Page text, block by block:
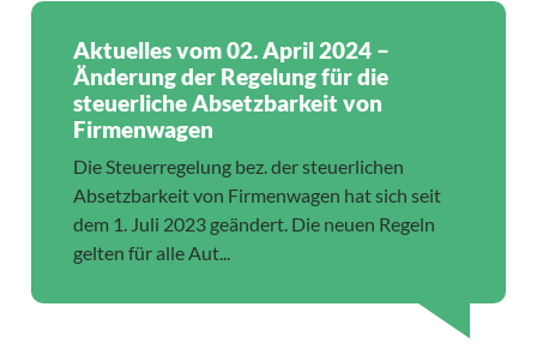
Aktuelles vom 02. April 2024 –
Änderung der Regelung für die
steuerliche Absetzbarkeit von
Firmenwagen
Die Steuerregelung bez. der steuerlichen
Absetzbarkeit von Firmenwagen hat sich seit
dem 1. Juli 2023 geändert. Die neuen Regeln
gelten für alle Aut...